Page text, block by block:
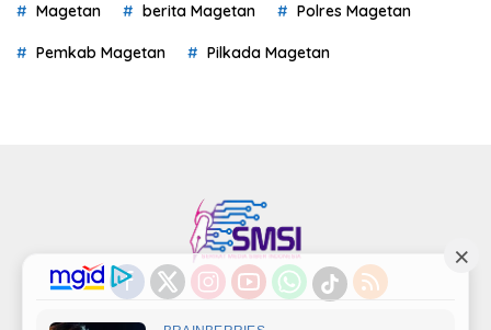
Magetan berita Magetan Polres Magetan
Pemkab Magetan Pilkada Magetan